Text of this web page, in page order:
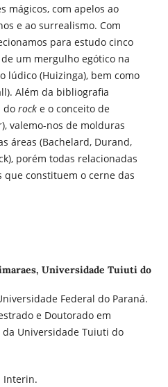
mágicos, com apelos ao
e ao surrealismo. Com
para estudo cinco
um mergulho egótico na
lúdico (Huizinga), bem como
Além da bibliografia
do rocke o conceito de
valemo-nos de molduras
áreas (Bachelard, Durand,
porém todas relacionadas
que constituem o cerne das
Universidade Tuiuti do
Federal do Paraná.
e Doutorado em
da Universidade Tuiuti do
Interin.